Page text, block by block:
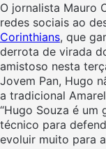
O jornalista Mauro
redes sociais ao
Corinthians, que
derrota de virada
amistoso nesta
Jovem Pan, Hugo
a tradicional
“Hugo Souza é um
técnico para
evoluir muito para